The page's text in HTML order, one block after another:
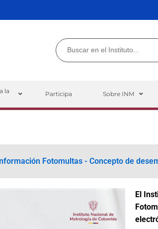
Buscar:
la
Participa Sobre INM
Fotomultas - Concepto de
El